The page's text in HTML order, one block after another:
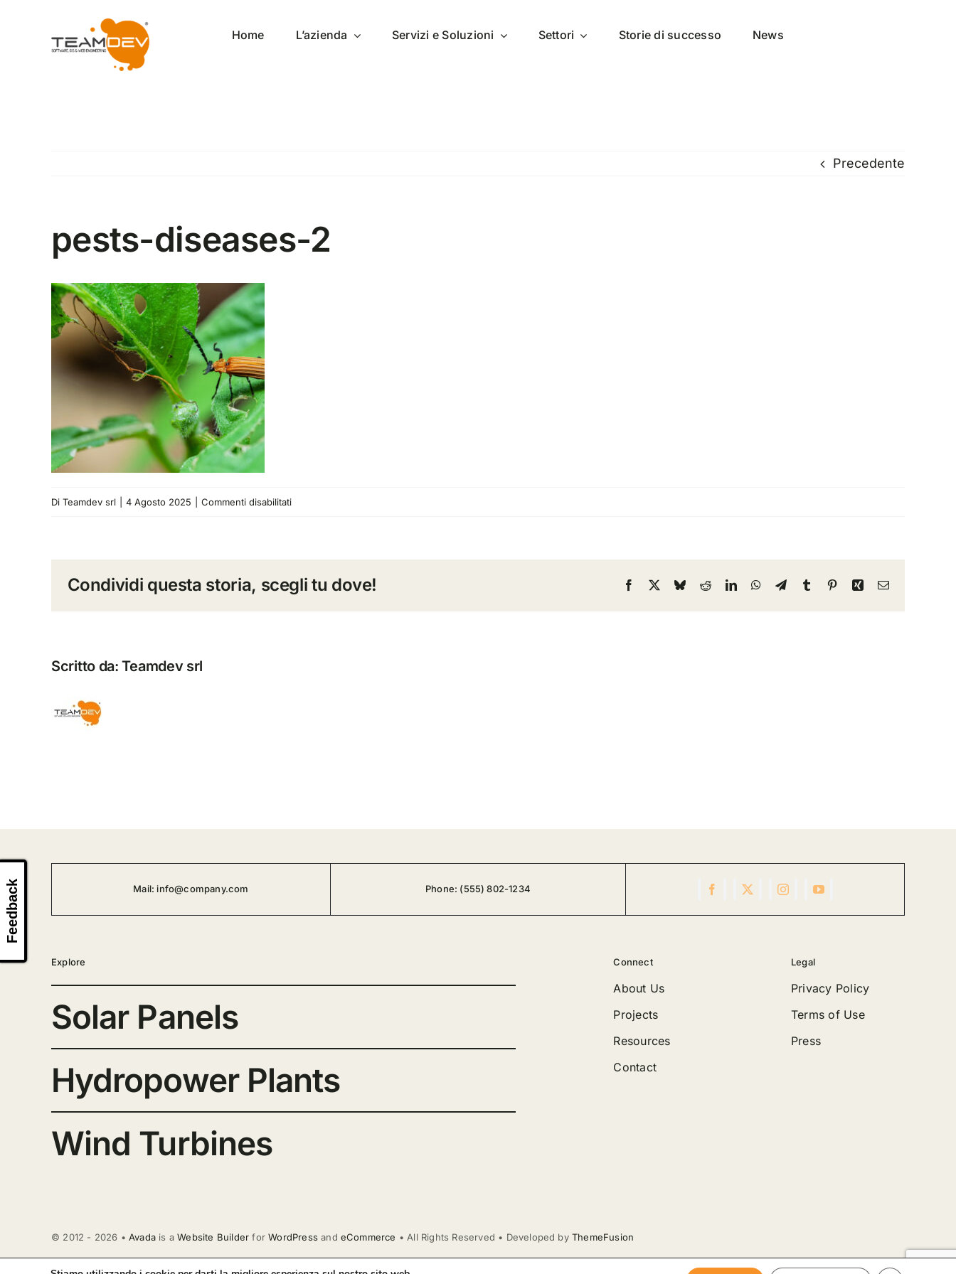
contenuto
Home L’azienda Servizi e Soluzioni Settori Storie di successo News
Precedente
pests-diseases-2
Di Teamdev srl 4 Agosto 2025 Commenti disabilitatisu
Condividi questa storia, scegli tu dove! Facebook
X BlueskyRedditLinkedInWhatsApp
TelegramTumblrPinterestXing Email
Scritto da:Teamdev srl
Mail: info@company.com Phone: (555) 802-1234
Explore
Solar Panels
Hydropower Plants
Wind Turbines
Connect
About Us
Projects
Resources
Contact
Legal
Privacy Policy
Terms of Use
Press
© 2012 - 2026 •Avada is aWebsite Builder forWordPressand eCommerce • All Rights Reserved • Developed byThemeFusion
Feedback